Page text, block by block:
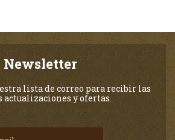
Newsletter
lista de correo para recibir las
y ofertas.